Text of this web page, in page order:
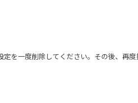
を一度削除してください。その後、再度